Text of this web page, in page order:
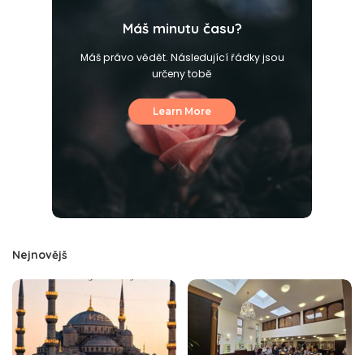
Máš minutu času?
Máš právo vědět. Následující řádky jsou
určeny tobě
Learn More
Nejnovějš